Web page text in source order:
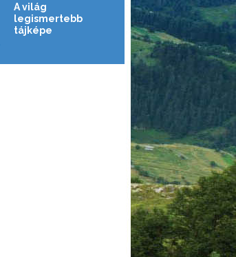
A világ
legismertebb
tájképe